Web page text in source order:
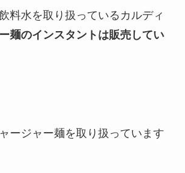
料水を取り扱っているカルディ
麺のインスタントは販売してい
ージャー麺を取り扱っています